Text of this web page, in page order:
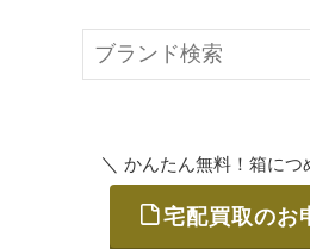
または梱包材不要の「集
ご発送
＼ かんたん無料！箱につ
宅配買取のお